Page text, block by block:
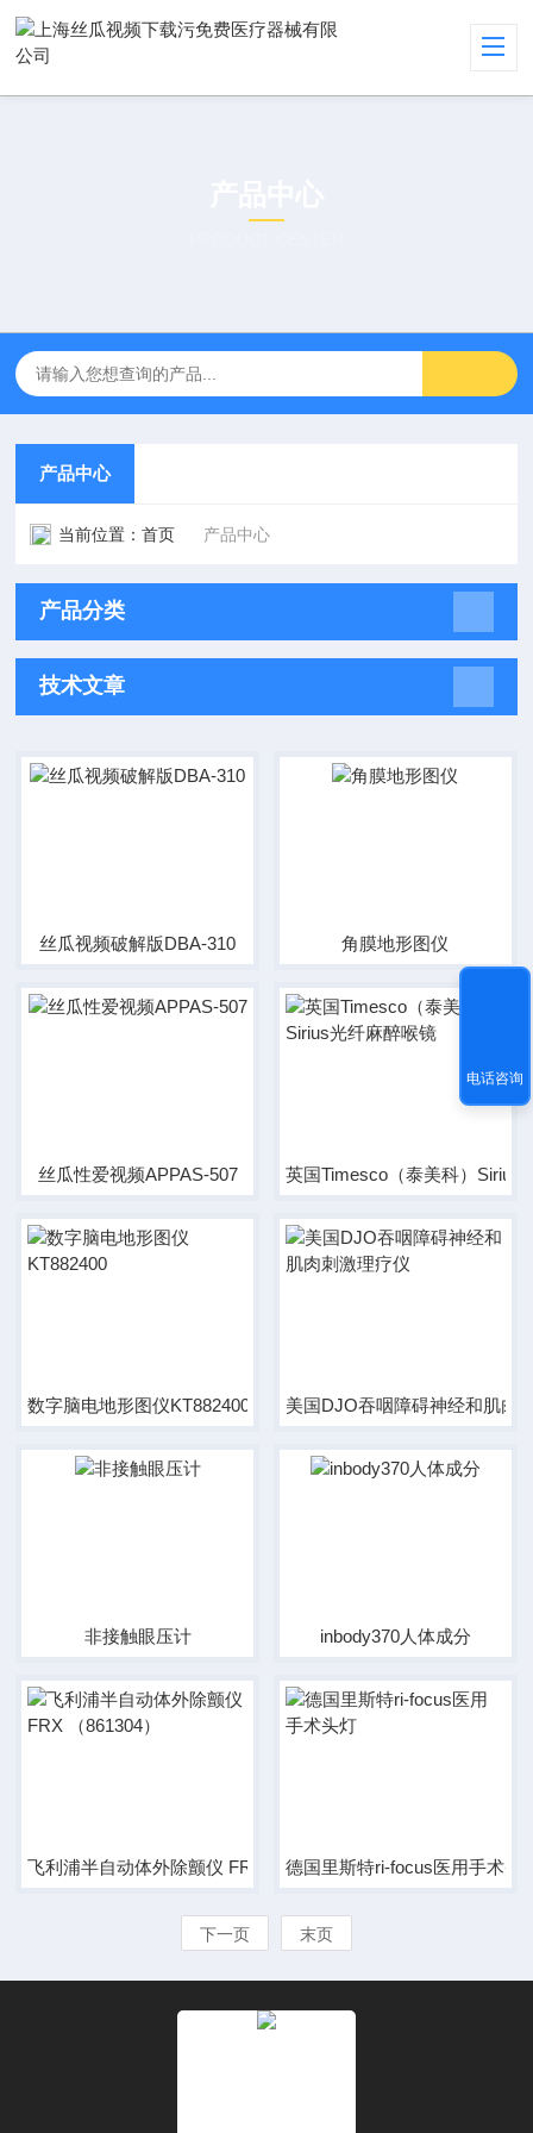
产品中心
当前位置：首页 产品中心
产品分类
技术文章
丝瓜视频破解版DBA-310 角膜地形图仪
丝瓜性爱视频APPAS-507 英国Timesco（泰美科）Sirius
数字脑电地形图仪KT882400 美国DJO吞咽障碍神经和肌肉
非接触眼压计 inbody370人体成分
飞利浦半自动体外除颤仪 FRX （861304）德国里斯特ri-focus医用手术头
下一页 末页
电话咨询